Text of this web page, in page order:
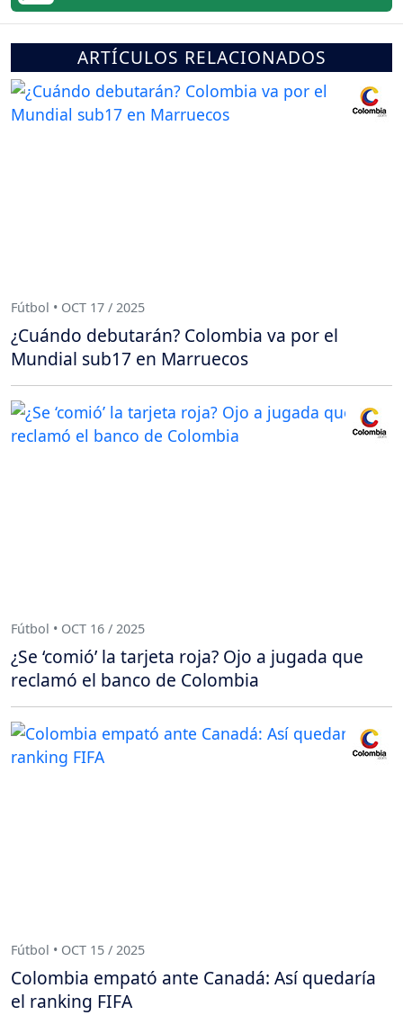
ARTÍCULOS RELACIONADOS
Fútbol • OCT 17 / 2025
¿Cuándo debutarán? Colombia va por el
Mundial sub17 en Marruecos
Fútbol • OCT 16 / 2025
¿Se ‘comió’ la tarjeta roja? Ojo a jugada que
reclamó el banco de Colombia
Fútbol • OCT 15 / 2025
Colombia empató ante Canadá: Así quedaría
el ranking FIFA